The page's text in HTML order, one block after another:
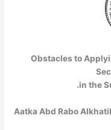
Obstacles to
in the
Aatka Abd Rabo